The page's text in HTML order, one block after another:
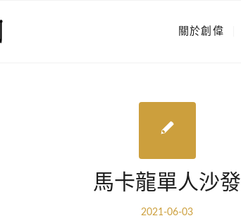
關於創偉
馬卡龍單人沙發
2021-06-03